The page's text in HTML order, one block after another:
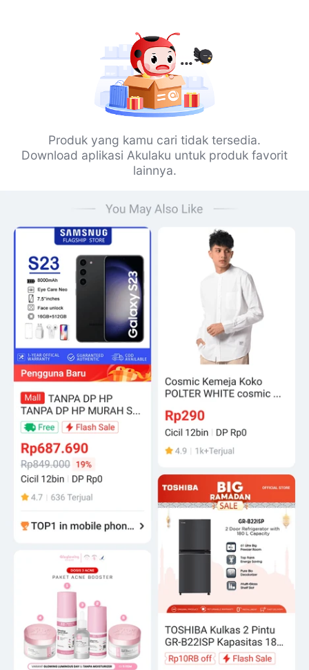
Produk yang kamu cari tidak tersedia.
Download aplikasi Akulaku untuk produk favorit
lainnya.